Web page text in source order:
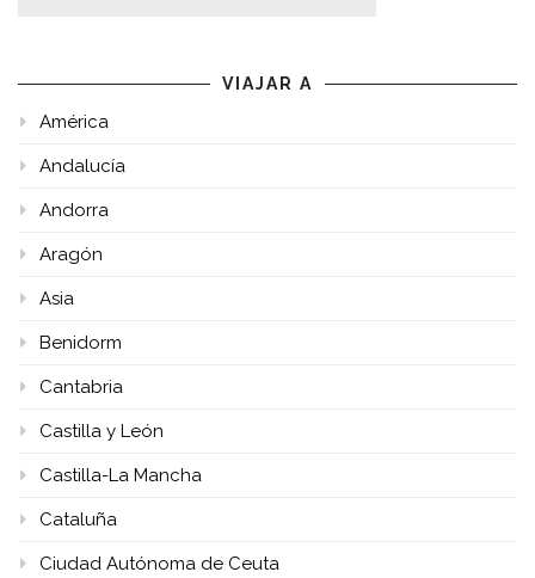
VIAJAR A
América
Andalucía
Andorra
Aragón
Asia
Benidorm
Cantabria
Castilla y León
Castilla-La Mancha
Cataluña
Ciudad Autónoma de Ceuta